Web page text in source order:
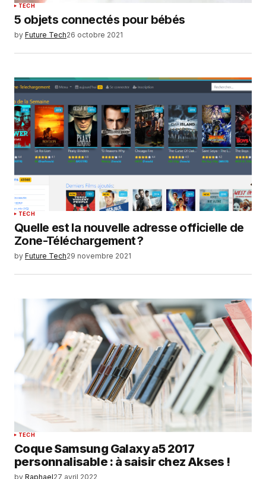
TECH
5 objets connectés pour bébés
by Future Tech26 octobre 2021
TECH
Quelle est la nouvelle adresse officielle de
Zone-Téléchargement ?
by Future Tech29 novembre 2021
TECH
Coque Samsung Galaxy a5 2017
personnalisable : à saisir chez Akses !
by Raphael27 avril 2022